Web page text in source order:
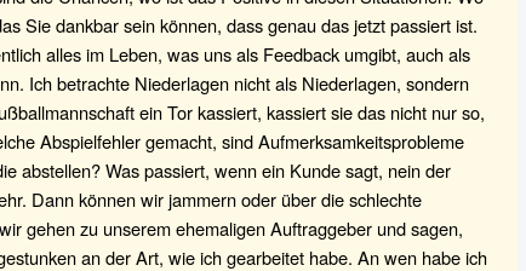
Sie dankbar sein können, dass genau das jetzt passiert ist.
alles im Leben, was uns als Feedback umgibt, auch als
Ich betrachte Niederlagen nicht als Niederlagen, sondern
ein Tor kassiert, kassiert sie das nicht nur so,
Abspielfehler gemacht, sind Aufmerksamkeitsprobleme
abstellen? Was passiert, wenn ein Kunde sagt, nein der
Dann können wir jammern oder über die schlechte
gehen zu unserem ehemaligen Auftraggeber und sagen,
an der Art, wie ich gearbeitet habe. An wen habe ich